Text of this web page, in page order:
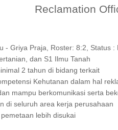
Reclamation
- Griya Praja, Roster: 8:2, Status :
dan S1 Ilmu Tanah
2 tahun di bidang terkait
Kehutanan dalam hal
mampu berkomunikasi serta
di seluruh area kerja perusahaan
lebih disukai